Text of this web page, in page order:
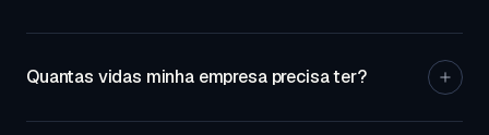
Quantas vidas minha empresa precisa ter?